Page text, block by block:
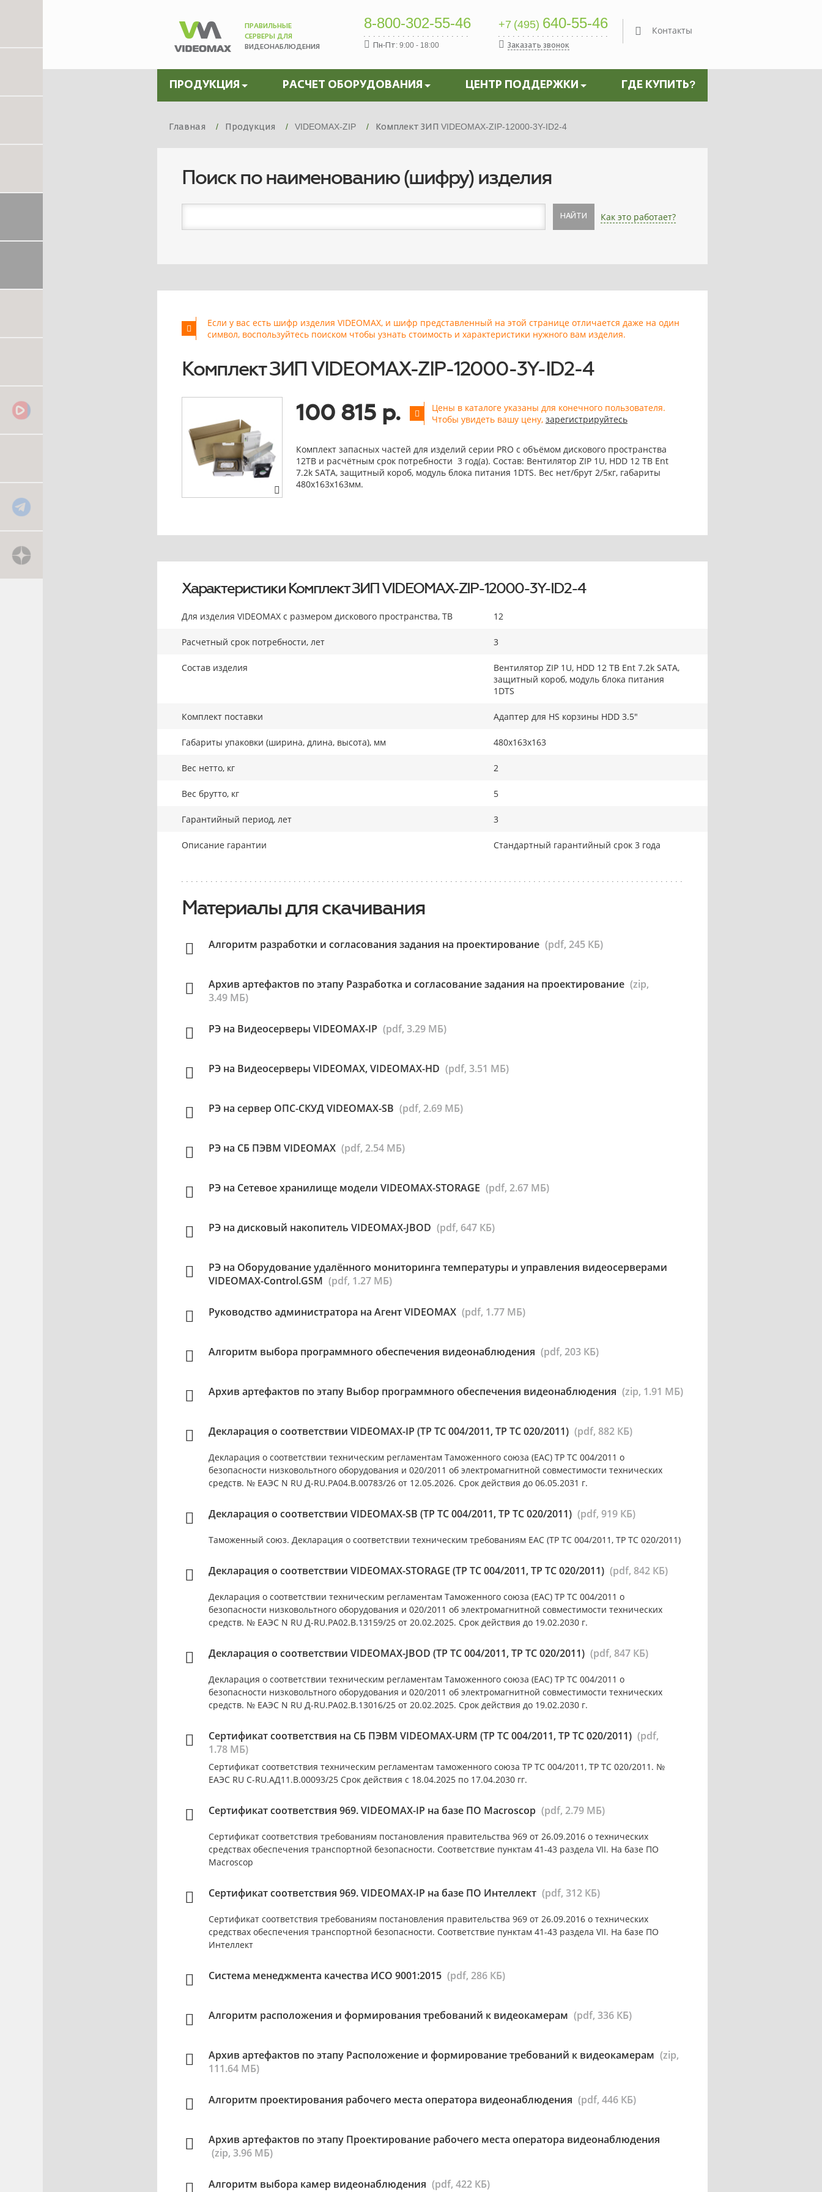
ПРАВИЛЬНЫЕ
СЕРВЕРЫ ДЛЯ
ВИДЕОНАБЛЮДЕНИЯ
8-800-302-55-46
Пн-Пт: 9:00 - 18:00
+7 (495) 640-55-46
Заказать звонок
Контакты
ПРОДУКЦИЯ РАСЧЕТ ОБОРУДОВАНИЯ ЦЕНТР ПОДДЕРЖКИ ГДЕ КУПИТЬ?
Главная Продукция VIDEOMAX-ZIP Комплект ЗИП VIDEOMAX-ZIP-12000-3Y-ID2-4
Поиск по наименованию (шифру) изделия
НАЙТИ Как это работает?
Если у вас есть шифр изделия VIDEOMAX, и шифр представленный на этой странице отличается даже на один
символ, воспользуйтесь поиском чтобы узнать стоимость и характеристики нужного вам изделия.
Комплект ЗИП VIDEOMAX-ZIP-12000-3Y-ID2-4
100 815 р.
Цены в каталоге указаны для конечного пользователя.
Чтобы увидеть вашу цену, зарегистрируйтесь
Комплект запасных частей для изделий серии PRO с объёмом дискового пространства
12TB и расчётным срок потребности 3 год(а). Состав: Вентилятор ZIP 1U, HDD 12 TB Ent
7.2k SATA, защитный короб, модуль блока питания 1DTS. Вес нет/брут 2/5кг, габариты
480х163х163мм.
Характеристики Комплект ЗИП VIDEOMAX-ZIP-12000-3Y-ID2-4
Для изделия VIDEOMAX с размером дискового пространства, TB 12
Расчетный срок потребности, лет 3
Состав изделия
Вентилятор ZIP 1U, HDD 12 TB Ent 7.2k SATA,
защитный короб, модуль блока питания
1DTS
Комплект поставки Адаптер для HS корзины HDD 3.5"
Габариты упаковки (ширина, длина, высота), мм 480х163х163
Вес нетто, кг 2
Вес брутто, кг 5
Гарантийный период, лет 3
Описание гарантии Стандартный гарантийный срок 3 года
Материалы для скачивания
Алгоритм разработки и согласования задания на проектирование (pdf, 245 КБ)
Архив артефактов по этапу Разработка и согласование задания на проектирование (zip,
3.49 МБ)
РЭ на Видеосерверы VIDEOMAX-IP (pdf, 3.29 МБ)
РЭ на Видеосерверы VIDEOMAX, VIDEOMAX-HD (pdf, 3.51 МБ)
РЭ на сервер ОПС-СКУД VIDEOMAX-SB (pdf, 2.69 МБ)
РЭ на СБ ПЭВМ VIDEOMAX (pdf, 2.54 МБ)
РЭ на Сетевое хранилище модели VIDEOMAX-STORAGE (pdf, 2.67 МБ)
РЭ на дисковый накопитель VIDEOMAX-JBOD (pdf, 647 КБ)
РЭ на Оборудование удалённого мониторинга температуры и управления видеосерверами
VIDEOMAX-Control.GSM (pdf, 1.27 МБ)
Руководство администратора на Агент VIDEOMAX (pdf, 1.77 МБ)
Алгоритм выбора программного обеспечения видеонаблюдения (pdf, 203 КБ)
Архив артефактов по этапу Выбор программного обеспечения видеонаблюдения (zip, 1.91 МБ)
Декларация о соответствии VIDEOMAX-IP (ТР ТС 004/2011, ТР ТС 020/2011) (pdf, 882 КБ)
Декларация о соответствии техническим регламентам Таможенного союза (ЕАС) ТР ТС 004/2011 о
безопасности низковольтного оборудования и 020/2011 об электромагнитной совместимости технических
средств. № ЕАЭС N RU Д-RU.РА04.В.00783/26 от 12.05.2026. Срок действия до 06.05.2031 г.
Декларация о соответствии VIDEOMAX-SB (ТР ТС 004/2011, ТР ТС 020/2011) (pdf, 919 КБ)
Таможенный союз. Декларация о соответствии техническим требованиям ЕАC (ТР ТС 004/2011, ТР ТС 020/2011)
Декларация о соответствии VIDEOMAX-STORAGE (ТР ТС 004/2011, ТР ТС 020/2011) (pdf, 842 КБ)
Декларация о соответствии техническим регламентам Таможенного союза (ЕАС) ТР ТС 004/2011 о
безопасности низковольтного оборудования и 020/2011 об электромагнитной совместимости технических
средств. № ЕАЭС N RU Д-RU.РА02.В.13159/25 от 20.02.2025. Срок действия до 19.02.2030 г.
Декларация о соответствии VIDEOMAX-JBOD (ТР ТС 004/2011, ТР ТС 020/2011) (pdf, 847 КБ)
Декларация о соответствии техническим регламентам Таможенного союза (ЕАС) ТР ТС 004/2011 о
безопасности низковольтного оборудования и 020/2011 об электромагнитной совместимости технических
средств. № ЕАЭС N RU Д-RU.РА02.В.13016/25 от 20.02.2025. Срок действия до 19.02.2030 г.
Сертификат соответствия на СБ ПЭВМ VIDEOMAX-URM (ТР ТС 004/2011, ТР ТС 020/2011) (pdf,
1.78 МБ)
Сертификат соответствия техническим регламентам таможенного союза ТР ТС 004/2011, ТР ТС 020/2011. №
ЕАЭС RU C-RU.АД11.В.00093/25 Срок действия с 18.04.2025 по 17.04.2030 гг.
Сертификат соответствия 969. VIDEOMAX-IP на базе ПО Macroscop (pdf, 2.79 МБ)
Сертификат соответствия требованиям постановления правительства 969 от 26.09.2016 о технических
средствах обеспечения транспортной безопасности. Соответствие пунктам 41-43 раздела VII. На базе ПО
Macroscop
Сертификат соответствия 969. VIDEOMAX-IP на базе ПО Интеллект (pdf, 312 КБ)
Сертификат соответствия требованиям постановления правительства 969 от 26.09.2016 о технических
средствах обеспечения транспортной безопасности. Соответствие пунктам 41-43 раздела VII. На базе ПО
Интеллект
Система менеджмента качества ИСО 9001:2015 (pdf, 286 КБ)
Алгоритм расположения и формирования требований к видеокамерам (pdf, 336 КБ)
Архив артефактов по этапу Расположение и формирование требований к видеокамерам (zip,
111.64 МБ)
Алгоритм проектирования рабочего места оператора видеонаблюдения (pdf, 446 КБ)
Архив артефактов по этапу Проектирование рабочего места оператора видеонаблюдения
(zip, 3.96 МБ)
Алгоритм выбора камер видеонаблюдения (pdf, 422 КБ)